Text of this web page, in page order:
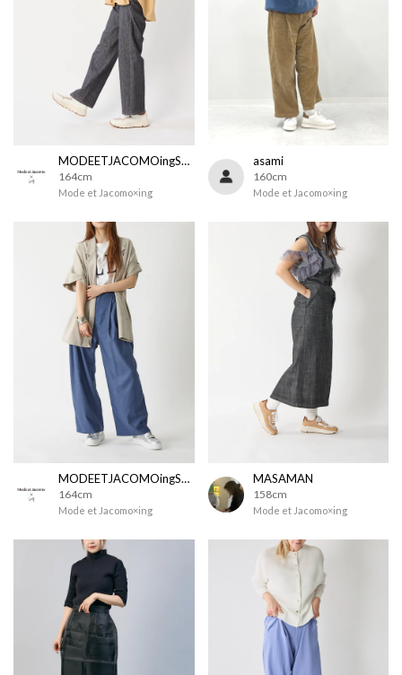
MODEETJACOMOingSTAFF
164cm
Mode et Jacomo×ing
asami
160cm
Mode et Jacomo×ing
MODEETJACOMOingSTAFF
164cm
Mode et Jacomo×ing
MASAMAN
158cm
Mode et Jacomo×ing